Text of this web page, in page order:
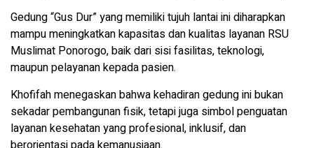
Gedung “Gus Dur” yang memiliki tujuh lantai ini diharapkan
mampu meningkatkan kapasitas dan kualitas layanan RSU
Muslimat Ponorogo, baik dari sisi fasilitas, teknologi,
maupun pelayanan kepada pasien.
Khofifah menegaskan bahwa kehadiran gedung ini bukan
sekadar pembangunan fisik, tetapi juga simbol penguatan
layanan kesehatan yang profesional, inklusif, dan